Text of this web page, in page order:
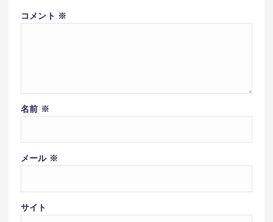
コメント ※
名前 ※
メール ※
サイト